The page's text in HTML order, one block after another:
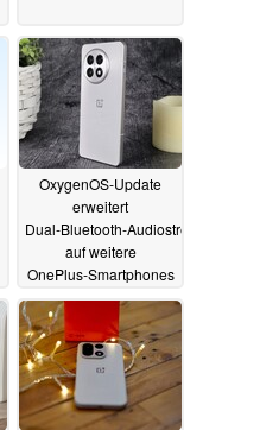
OxygenOS‑Update
erweitert
Dual‑Bluetooth‑Audiostreaming
auf weitere
OnePlus‑Smartphones
25.06.2026